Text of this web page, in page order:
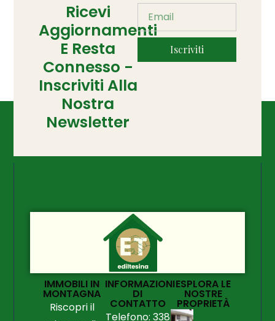
Ricevi
Aggiornamenti
E Resta
Connesso -
Inscriviti Alla
Nostra
Newsletter
Iscriviti
IMMOBILI IN
MONTAGNA
Riscopri il
INFORMAZIONI
DI
CONTATTO
Telefono: 338
ESPLORA LE
NOSTRE
PROPRIETÀ